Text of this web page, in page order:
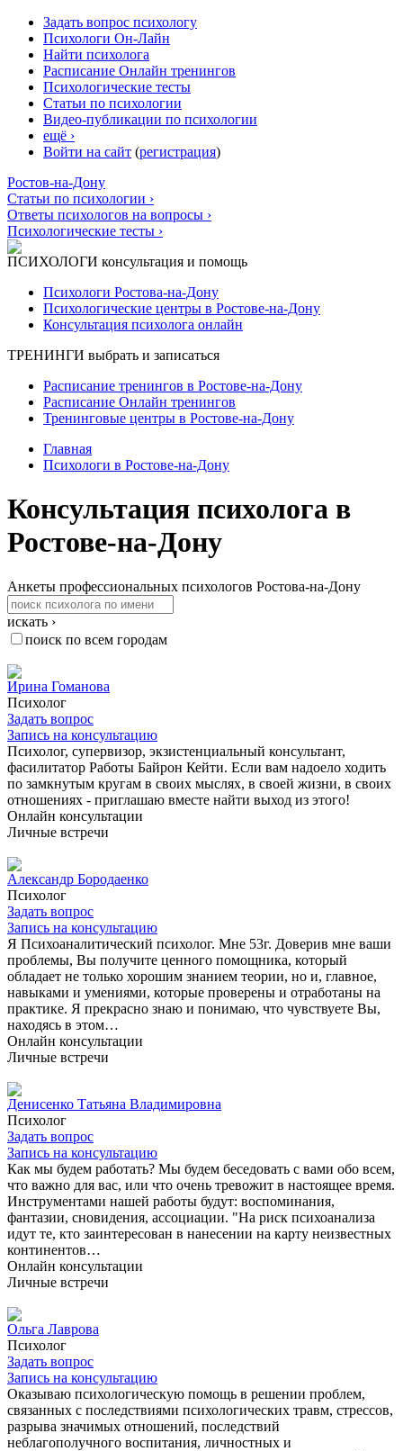
Задать вопрос психологу
Психологи Он-Лайн
Найти психолога
Расписание Онлайн тренингов
Психологические тесты
Статьи по психологии
Видео-публикации по психологии
ещё ›
Войти на сайт (регистрация)
Ростов-на-Дону
Статьи по психологии ›
Ответы психологов на вопросы ›
Психологические тесты ›
ПСИХОЛОГИ консультация и помощь
Психологи Ростова-на-Дону
Психологические центры в Ростове-на-Дону
Консультация психолога онлайн
ТРЕНИНГИ выбрать и записаться
Расписание тренингов в Ростове-на-Дону
Расписание Онлайн тренингов
Тренинговые центры в Ростове-на-Дону
Главная
Психологи в Ростове-на-Дону
Консультация психолога в
Ростове-на-Дону
Анкеты профессиональных психологов Ростова-на-Дону
искать ›
поиск по всем городам
Ирина Гоманова
Психолог
Задать вопрос
Запись на консультацию
Психолог, супервизор, экзистенциальный консультант,
фасилитатор Работы Байрон Кейти. Если вам надоело ходить
по замкнутым кругам в своих мыслях, в своей жизни, в своих
отношениях - приглашаю вместе найти выход из этого!
Онлайн консультации
Личные встречи
Александр Бородаенко
Психолог
Задать вопрос
Запись на консультацию
Я Психоаналитический психолог. Мне 53г. Доверив мне ваши
проблемы, Вы получите ценного помощника, который
обладает не только хорошим знанием теории, но и, главное,
навыками и умениями, которые проверены и отработаны на
практике. Я прекрасно знаю и понимаю, что чувствуете Вы,
находясь в этом…
Онлайн консультации
Личные встречи
Денисенко Татьяна Владимировна
Психолог
Задать вопрос
Запись на консультацию
Как мы будем работать? Мы будем беседовать с вами обо всем,
что важно для вас, или что очень тревожит в настоящее время.
Инструментами нашей работы будут: воспоминания,
фантазии, сновидения, ассоциации. "На риск психоанализа
идут те, кто заинтересован в нанесении на карту неизвестных
континентов…
Онлайн консультации
Личные встречи
Ольга Лаврова
Психолог
Задать вопрос
Запись на консультацию
Оказываю психологическую помощь в решении проблем,
связанных с последствиями психологических травм, стрессов,
разрыва значимых отношений, последствий
неблагополучного воспитания, личностных и